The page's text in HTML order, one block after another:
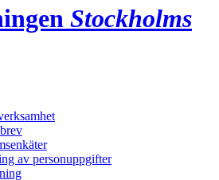
Stockholms
av personuppgifter